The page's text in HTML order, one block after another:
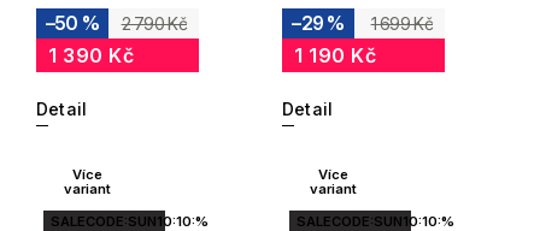
2 790 Kč
–50 %
1 390 Kč
Detail
1 699 Kč
–29 %
1 190 Kč
Detail
Více
variant
SALECODE:SUN10:10:%
Více
variant
SALECODE:SUN10:10:%